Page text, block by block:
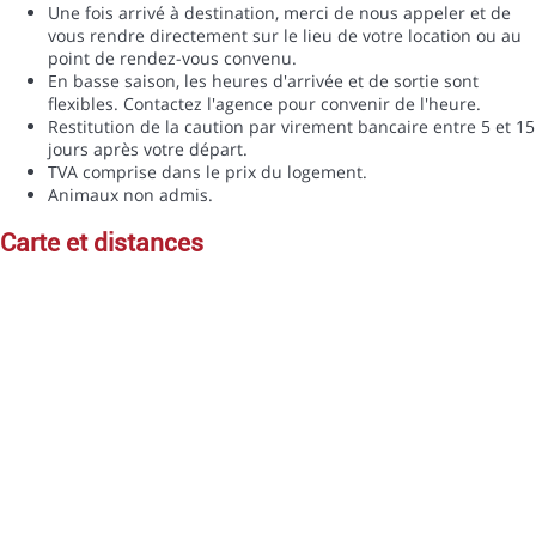
Une fois arrivé à destination, merci de nous appeler et de
vous rendre directement sur le lieu de votre location ou au
point de rendez-vous convenu.
En basse saison, les heures d'arrivée et de sortie sont
flexibles. Contactez l'agence pour convenir de l'heure.
Restitution de la caution par virement bancaire entre 5 et 15
jours après votre départ.
TVA comprise dans le prix du logement.
Animaux non admis.
carte et distances